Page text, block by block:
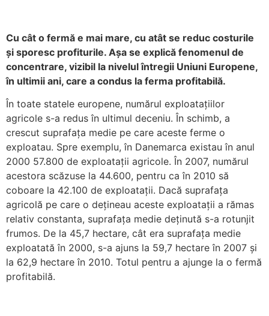
Cu cât o fermă e mai mare, cu atât se reduc costurile
și sporesc profiturile. Așa se explică fenomenul de
concentrare, vizibil la nivelul întregii Uniuni Europene,
în ultimii ani, care a condus la ferma profitabilă.
În toate statele europene, numărul exploatațiilor
agricole s-a redus în ultimul deceniu. În schimb, a
crescut suprafața medie pe care aceste ferme o
exploatau. Spre exemplu, în Danemarca existau în anul
2000 57.800 de exploatații agricole. În 2007, numărul
acestora scăzuse la 44.600, pentru ca în 2010 să
coboare la 42.100 de exploatații. Dacă suprafața
agricolă pe care o dețineau aceste exploatații a rămas
relativ constanta, suprafața medie deținută s-a rotunjit
frumos. De la 45,7 hectare, cât era suprafața medie
exploatată în 2000, s-a ajuns la 59,7 hectare în 2007 și
la 62,9 hectare în 2010. Totul pentru a ajunge la o fermă
profitabilă.